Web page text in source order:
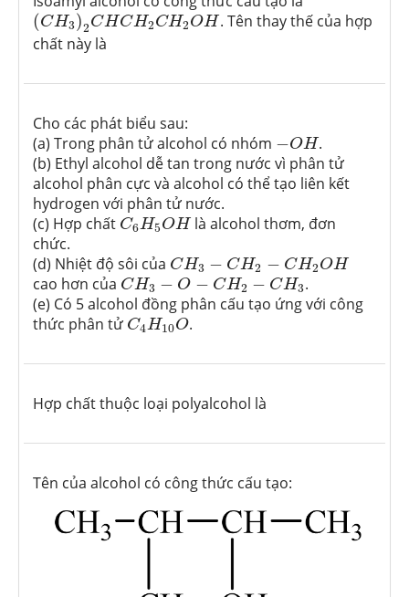
(CH3)2CHCH2CH2OH
(CH3)2CHCH2CH2OH
. Tên thay thế của hợp
chất này là
Cho các phát biểu sau:
(a) Trong phân tử alcohol có nhóm −OH
OH .
(b) Ethyl alcohol dễ tan trong nước vì phân tử
alcohol phân cực và alcohol có thể tạo liên kết
hydrogen với phân tử nước.
(c) Hợp chất C6H5OH
C6H5OH là alcohol thơm, đơn
chức.
(d) Nhiệt độ sôi của CH3 − CH2 − CH2OH
CH3 H2− 2OH
cao hơn của CH3 − O − CH2 − CH3
CH3−O−CH 2−CH3
.
(e) Có 5 alcohol đồng phân cấu tạo ứng với công
thức phân tử C4H10O
C4H10O
.
Hợp chất thuộc loại polyalcohol là
Tên của alcohol có công thức cấu tạo: